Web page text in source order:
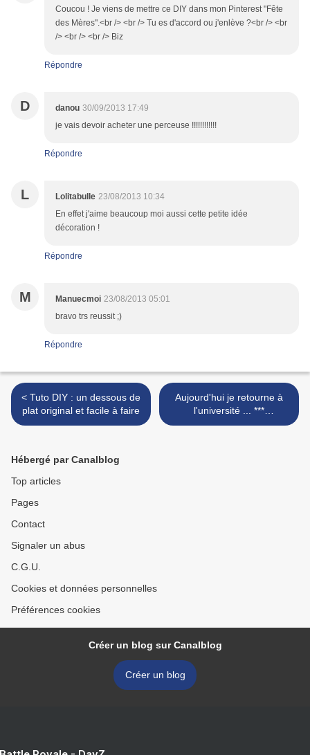
Coucou ! Je viens de mettre ce DIY dans mon Pinterest "Fête
des Mères".<br /> <br /> Tu es d'accord ou j'enlève ?<br /> <br
/> <br /> <br /> Biz
Répondre
D danou 30/09/2013 17:49
je vais devoir acheter une perceuse !!!!!!!!!!!!
Répondre
L Lolitabulle 23/08/2013 10:34
En effet j'aime beaucoup moi aussi cette petite idée
décoration !
Répondre
M Manuecmoi 23/08/2013 05:01
bravo trs reussit ;)
Répondre
< Tuto DIY : un dessous de
plat original et facile à faire
Aujourd'hui je retourne à
l'université ... ***
CONCOURS INSIDE *** >
Hébergé par Canalblog
Top articles
Pages
Contact
Signaler un abus
C.G.U.
Cookies et données personnelles
Préférences cookies
Créer un blog sur Canalblog
Créer un blog